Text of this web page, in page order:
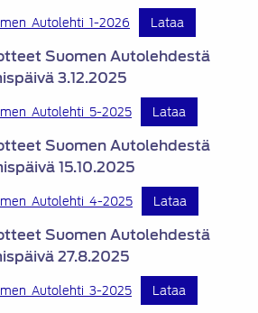
2026 Lataa
Suomen Autolehdestä
3.12.2025
2025 Lataa
Suomen Autolehdestä
15.10.2025
2025 Lataa
Suomen Autolehdestä
27.8.2025
2025 Lataa